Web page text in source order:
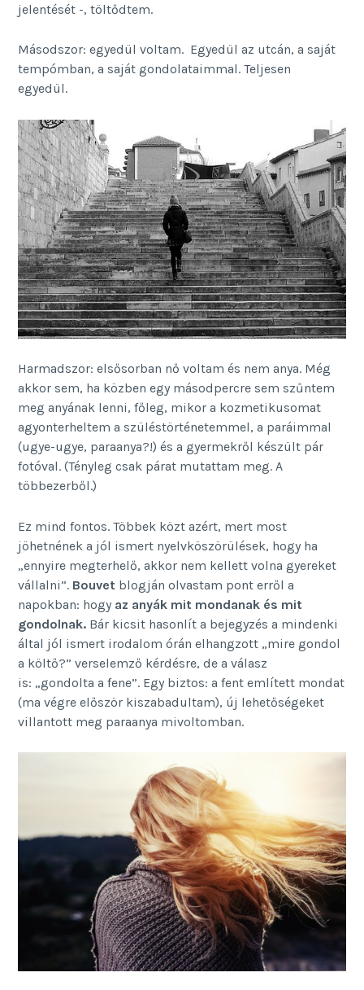
jelentését -, töltődtem.
Másodszor: egyedül voltam. Egyedül az utcán, a saját
tempómban, a saját gondolataimmal. Teljesen
egyedül.
Harmadszor: elsősorban nő voltam és nem anya. Még
akkor sem, ha közben egy másodpercre sem szűntem
meg anyának lenni, főleg, mikor a kozmetikusomat
agyonterheltem a szüléstörténetemmel, a paráimmal
(ugye-ugye, paraanya?!) és a gyermekről készült pár
fotóval. (Tényleg csak párat mutattam meg. A
többezerből.)
Ez mind fontos. Többek közt azért, mert most
jöhetnének a jól ismert nyelvköszörülések, hogy ha
„ennyire megterhelő, akkor nem kellett volna gyereket
vállalni”. Bouvet blogján olvastam pont erről a
napokban: hogy az anyák mit mondanak és mit
gondolnak. Bár kicsit hasonlít a bejegyzés a mindenki
által jól ismert irodalom órán elhangzott „mire gondol
a költő?” verselemző kérdésre, de a válasz
is: „gondolta a fene”. Egy biztos: a fent említett mondat
(ma végre először kiszabadultam), új lehetőségeket
villantott meg paraanya mivoltomban.